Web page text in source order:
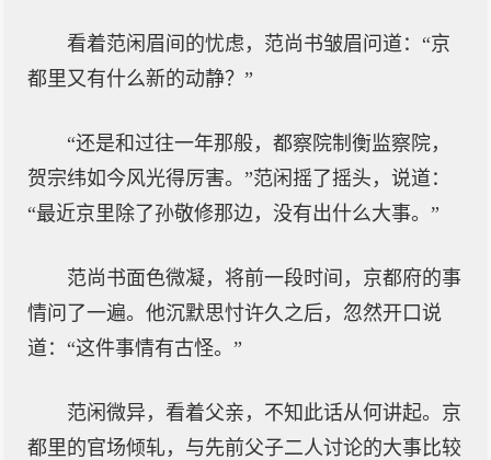
看着范闲眉间的忧虑，范尚书皱眉问道：“京
都里又有什么新的动静？”
“还是和过往一年那般，都察院制衡监察院，
贺宗纬如今风光得厉害。”范闲摇了摇头，说道：
“最近京里除了孙敬修那边，没有出什么大事。”
范尚书面色微凝，将前一段时间，京都府的事
情问了一遍。他沉默思忖许久之后，忽然开口说
道：“这件事情有古怪。”
范闲微异，看着父亲，不知此话从何讲起。京
都里的官场倾轧，与先前父子二人讨论的大事比较